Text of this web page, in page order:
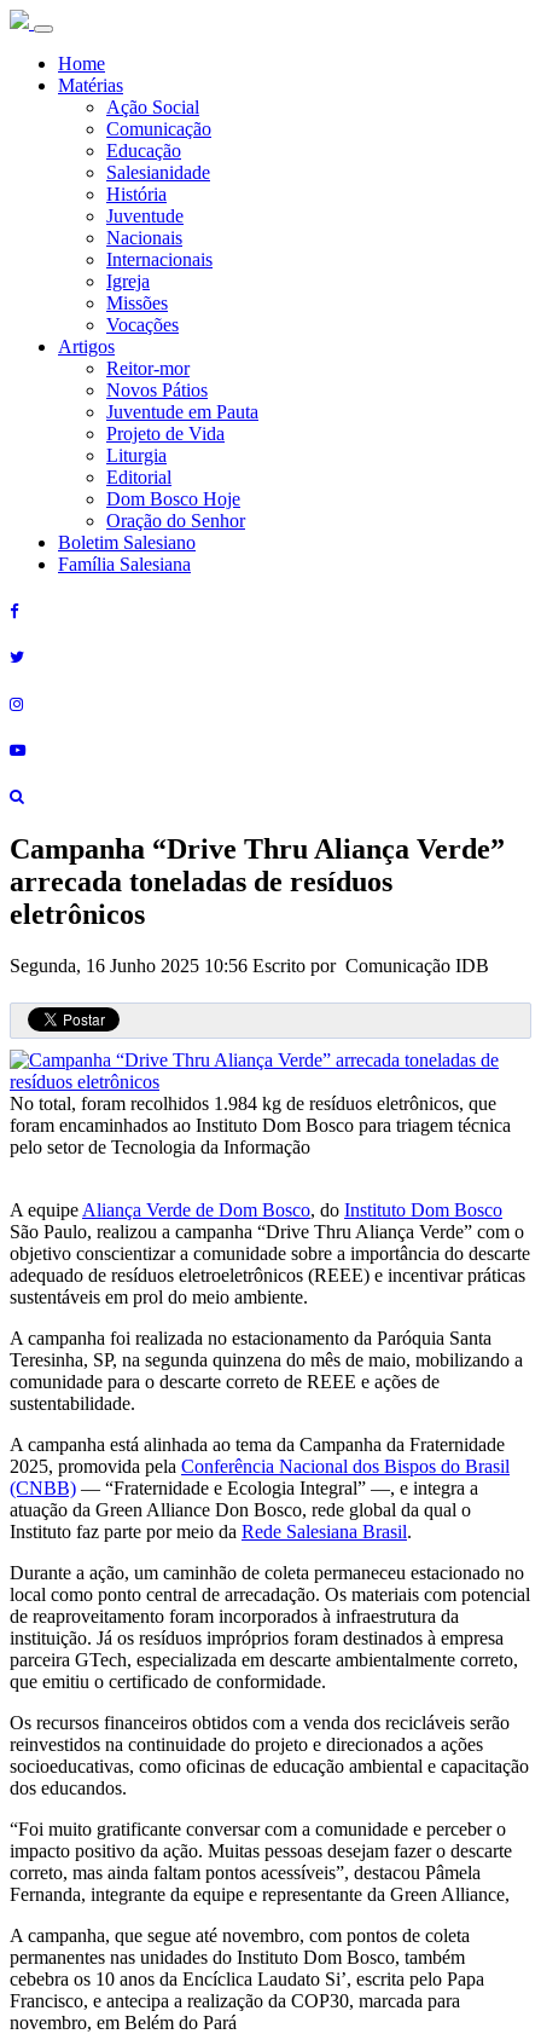
Home
Matérias
Ação Social
Comunicação
Educação
Salesianidade
História
Juventude
Nacionais
Internacionais
Igreja
Missões
Vocações
Artigos
Reitor-mor
Novos Pátios
Juventude em Pauta
Projeto de Vida
Liturgia
Editorial
Dom Bosco Hoje
Oração do Senhor
Boletim Salesiano
Família Salesiana
Campanha “Drive Thru Aliança Verde”
arrecada toneladas de resíduos
eletrônicos
Segunda, 16 Junho 2025 10:56 Escrito por Comunicação IDB
No total, foram recolhidos 1.984 kg de resíduos eletrônicos, que
foram encaminhados ao Instituto Dom Bosco para triagem técnica
pelo setor de Tecnologia da Informação
A equipe Aliança Verde de Dom Bosco, do Instituto Dom Bosco
São Paulo, realizou a campanha “Drive Thru Aliança Verde” com o
objetivo conscientizar a comunidade sobre a importância do descarte
adequado de resíduos eletroeletrônicos (REEE) e incentivar práticas
sustentáveis em prol do meio ambiente.
A campanha foi realizada no estacionamento da Paróquia Santa
Teresinha, SP, na segunda quinzena do mês de maio, mobilizando a
comunidade para o descarte correto de REEE e ações de
sustentabilidade.
A campanha está alinhada ao tema da Campanha da Fraternidade
2025, promovida pela Conferência Nacional dos Bispos do Brasil
(CNBB) — “Fraternidade e Ecologia Integral” —, e integra a
atuação da Green Alliance Don Bosco, rede global da qual o
Instituto faz parte por meio da Rede Salesiana Brasil.
Durante a ação, um caminhão de coleta permaneceu estacionado no
local como ponto central de arrecadação. Os materiais com potencial
de reaproveitamento foram incorporados à infraestrutura da
instituição. Já os resíduos impróprios foram destinados à empresa
parceira GTech, especializada em descarte ambientalmente correto,
que emitiu o certificado de conformidade.
Os recursos financeiros obtidos com a venda dos recicláveis serão
reinvestidos na continuidade do projeto e direcionados a ações
socioeducativas, como oficinas de educação ambiental e capacitação
dos educandos.
“Foi muito gratificante conversar com a comunidade e perceber o
impacto positivo da ação. Muitas pessoas desejam fazer o descarte
correto, mas ainda faltam pontos acessíveis”, destacou Pâmela
Fernanda, integrante da equipe e representante da Green Alliance,
A campanha, que segue até novembro, com pontos de coleta
permanentes nas unidades do Instituto Dom Bosco, também
cebebra os 10 anos da Encíclica Laudato Si’, escrita pelo Papa
Francisco, e antecipa a realização da COP30, marcada para
novembro, em Belém do Pará